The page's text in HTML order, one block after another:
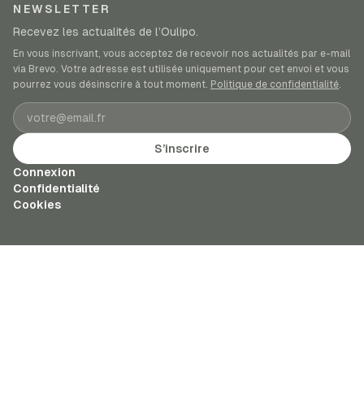
NEWSLETTER
Recevez les actualités de l’Oulipo.
En vous inscrivant, vous acceptez de recevoir nos actualités par e-mail
via Brevo. Votre adresse est utilisée uniquement pour cet envoi et vous
pourrez vous désinscrire à tout moment. Politique de confidentialité.
Adresse e-mail
S’inscrire
Connexion
Confidentialité
Cookies